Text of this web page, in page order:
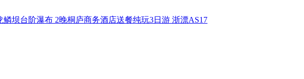
鳞坝台阶瀑布 2晚桐庐商务酒店送餐纯玩3日游 浙漂AS17